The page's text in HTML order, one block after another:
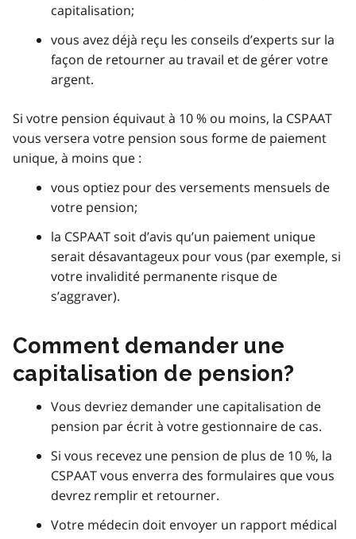
capitalisation;
vous avez déjà reçu les conseils d’experts sur la
façon de retourner au travail et de gérer votre
argent.
Si votre pension équivaut à 10 % ou moins, la CSPAAT
vous versera votre pension sous forme de paiement
unique, à moins que :
vous optiez pour des versements mensuels de
votre pension;
la CSPAAT soit d’avis qu’un paiement unique
serait désavantageux pour vous (par exemple, si
votre invalidité permanente risque de
s’aggraver).
Comment demander une
capitalisation de pension?
Vous devriez demander une capitalisation de
pension par écrit à votre gestionnaire de cas.
Si vous recevez une pension de plus de 10 %, la
CSPAAT vous enverra des formulaires que vous
devrez remplir et retourner.
Votre médecin doit envoyer un rapport médical